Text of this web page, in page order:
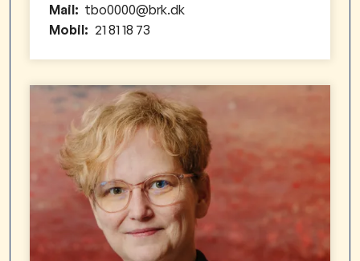
Mail: tbo0000@brk.dk
Mobil: 21 81 18 73